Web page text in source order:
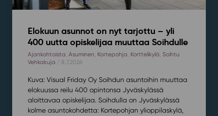
Elokuun asunnot on nyt tarjottu – yli
400 uutta opiskelijaa muuttaa Soihdulle
Ajankohtaista, Asuminen, Kortepohja, Korttelikylä, Soihtu
Vehkakuja / 8.7.2026
Kuva: Visual Friday Oy Soihdun asuntoihin muuttaa
elokuussa reilu 400 opintonsa Jyväskylässä
aloittavaa opiskelijaa. Soihdulla on Jyväskylässä
kolme asuntokohdetta: Kortepohjan ylioppilaskylä,